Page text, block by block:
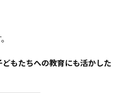
もたちへの教育にも活かした